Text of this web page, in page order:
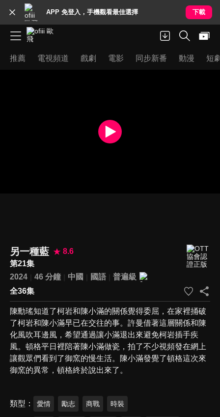
APP 免登入，手機觀看最佳選擇 下載
推薦 電視頻道 戲劇 電影 同步新番 動漫 短
另一種藍
8.6
第21集
2024
46 分鐘 中國 國語
普遍級
全36集
陳勳瑤知道了柯岩和陳小滿的關係覺得委屈，在家裡捅破
了柯岩和陳小滿早已在交往的事。許曼借著這層關係和陳
化風吹耳邊風，希望通過讓小滿退出來避免柯岩插手疾
風。頓格平日裡陪著陳小滿做瓷，拍了不少視頻發在網上
讓觀眾們看到了御窯的慢生活。陳小滿發覺了頓格這次來
御窯的異常，頓格終於說出來了。
類型 愛情 勵志 商戰 時裝